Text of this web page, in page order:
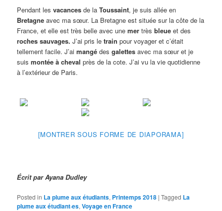
Pendant lesvacances de laToussaint, je suis allée en
Bretagne avec ma sœur. La Bretagne est située sur la côte de la
France, et elle est très belle avec unemer trèsbleue et des
roches sauvages. J’ai pris letrain pour voyager et c’était
tellement facile. J’aimangé desgalettes avec ma sœur et je
suismontée à cheval près de la cote. J’ai vu la vie quotidienne
à l’extérieur de Paris.
[MONTRER SOUS FORME DE DIAPORAMA]
Écrit par Ayana Dudley
Posted in La plume aux étudiants, Printemps 2018 |Tagged La
plume aux étudiant·es,Voyage en France